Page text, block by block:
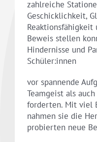
zahlreiche
Geschicklichkeit,
Reaktionsfähigkeit
Beweis stellen
Hindernisse und
Schüler:innen
vor spannende
Teamgeist als
forderten. Mit viel
nahmen sie die
probierten neue